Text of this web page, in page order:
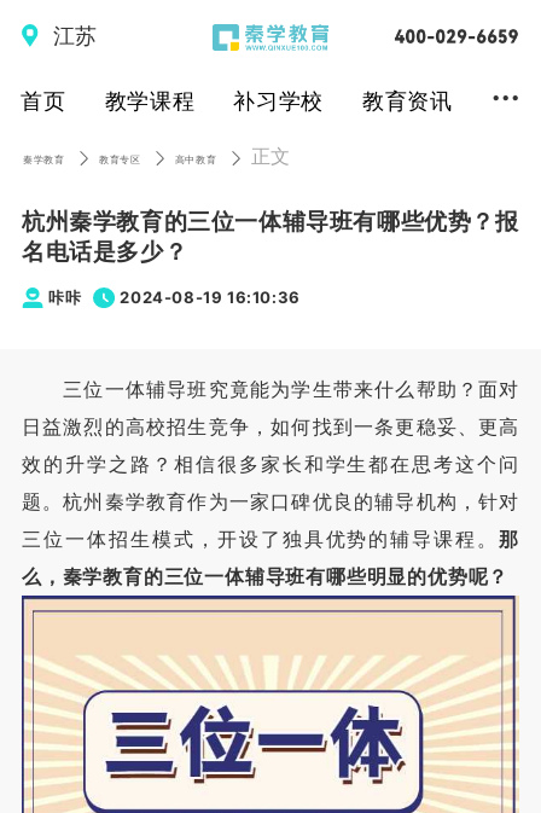
江苏
首页 教学课程 补习学校 教育资讯 ...
秦学教育 教育专区 高中教育 正文
杭州秦学教育的三位一体辅导班有哪些优势？报
名电话是多少？
咔咔 2024-08-19 16:10:36
三位一体辅导班究竟能为学生带来什么帮助？面对
日益激烈的高校招生竞争，如何找到一条更稳妥、更高
效的升学之路？相信很多家长和学生都在思考这个问
题。杭州秦学教育作为一家口碑优良的辅导机构，针对
三位一体招生模式，开设了独具优势的辅导课程。那
么，秦学教育的三位一体辅导班有哪些明显的优势呢？